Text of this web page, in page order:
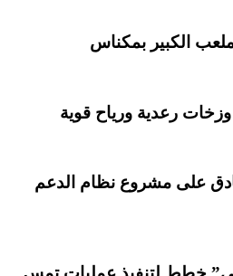
رعدية ورياح قوية
على مشروع نظام الدعم